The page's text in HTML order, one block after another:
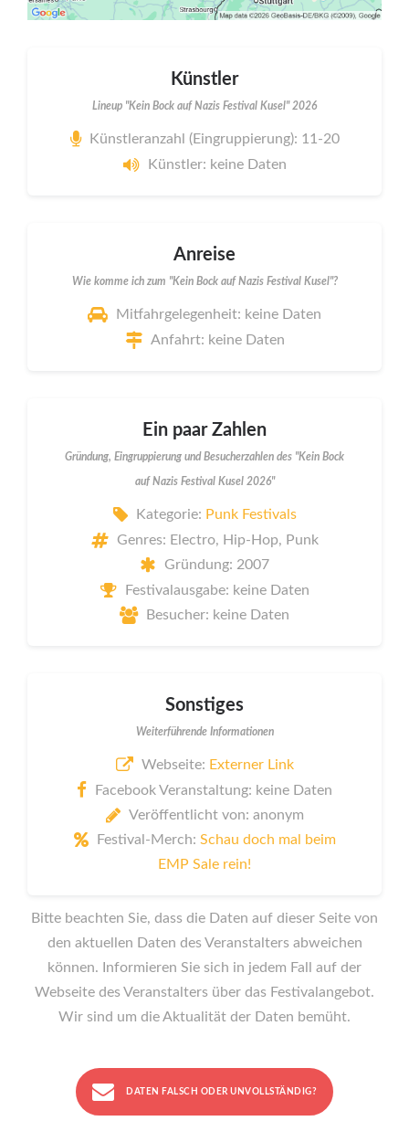
Künstler
Lineup "Kein Bock auf Nazis Festival Kusel" 2026
Künstleranzahl (Eingruppierung): 11-20
Künstler: keine Daten
Anreise
Wie komme ich zum "Kein Bock auf Nazis Festival Kusel"?
Mitfahrgelegenheit: keine Daten
Anfahrt: keine Daten
Ein paar Zahlen
Gründung, Eingruppierung und Besucherzahlen des "Kein Bock
auf Nazis Festival Kusel 2026"
Kategorie: Punk Festivals
Genres: Electro, Hip-Hop, Punk
Gründung: 2007
Festivalausgabe: keine Daten
Besucher: keine Daten
Sonstiges
Weiterführende Informationen
Webseite: Externer Link
Facebook Veranstaltung: keine Daten
Veröffentlicht von: anonym
Festival-Merch: Schau doch mal beim
EMP Sale rein!
Bitte beachten Sie, dass die Daten auf dieser Seite von
den aktuellen Daten des Veranstalters abweichen
können. Informieren Sie sich in jedem Fall auf der
Webseite des Veranstalters über das Festivalangebot.
Wir sind um die Aktualität der Daten bemüht.
DATEN FALSCH ODER UNVOLLSTÄNDIG?